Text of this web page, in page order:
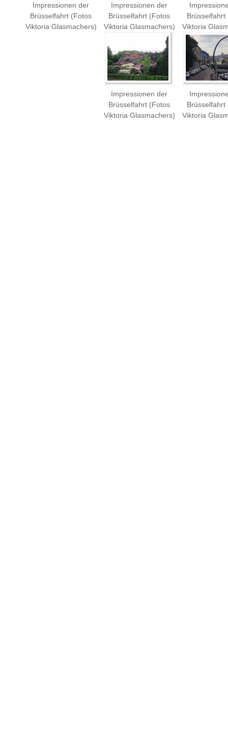
Impressionen der
Brüsselfahrt (Fotos
Viktoria Glasmachers)
Impressionen der
Brüsselfahrt (Fotos
Viktoria Glasmachers)
Brüsselfahrt
Viktoria
Impressionen der
Brüsselfahrt (Fotos
Viktoria Glasmachers)
Brüsselfahrt
Viktoria